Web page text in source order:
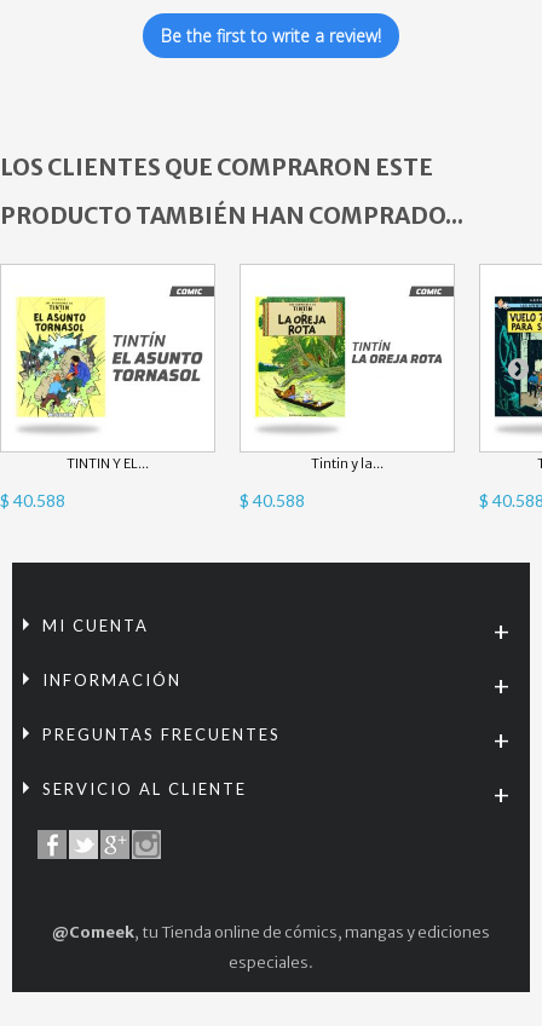
Be the first to write a review!
LOS CLIENTES QUE COMPRARON ESTE
PRODUCTO TAMBIÉN HAN COMPRADO...
TINTIN Y EL...
$ 40.588
Tintin y la...
$ 40.588 $
MI CUENTA
INFORMACIÓN
PREGUNTAS FRECUENTES
SERVICIO AL CLIENTE
@Comeek, tu Tienda online de cómics, mangas y ediciones
especiales.